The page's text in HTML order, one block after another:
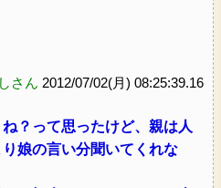
さん 2012/07/02(月) 08:25:39.16
？って思ったけど、親は人
娘の言い分聞いてくれな